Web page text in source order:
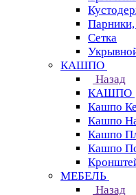
Сетка
КАШПО
Назад
КАШПО
Кашпо
Кашпо
Кашпо
Кашпо
МЕБЕЛЬ
Назад